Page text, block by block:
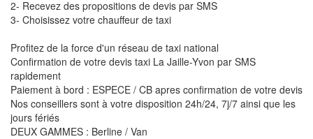
2- Recevez des propositions de devis par SMS
3- Choisissez votre chauffeur de taxi
Profitez de la force d'un réseau de taxi national
Confirmation de votre devis taxi La Jaille-Yvon par SMS
rapidement
Paiement à bord : ESPECE / CB apres confirmation de votre devis
Nos conseillers sont à votre disposition 24h/24, 7j/7 ainsi que les
jours fériés
DEUX GAMMES : Berline / Van